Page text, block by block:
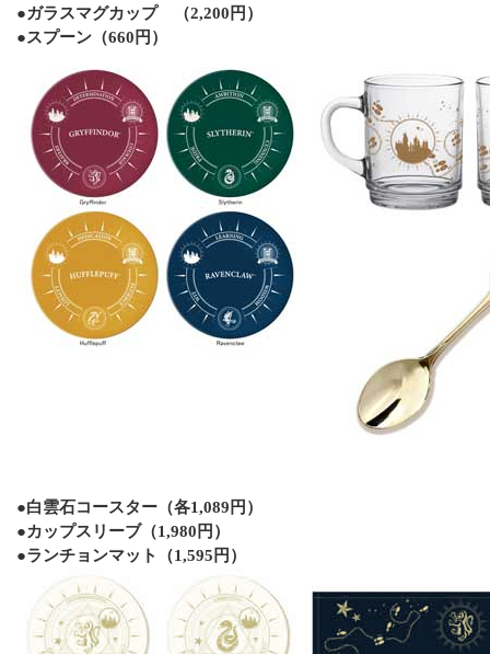
●ガラスマグカップ （2,200円）
●スプーン（660円）
●白雲石コースター（各1,089円）
●カップスリーブ（1,980円）
●ランチョンマット（1,595円）